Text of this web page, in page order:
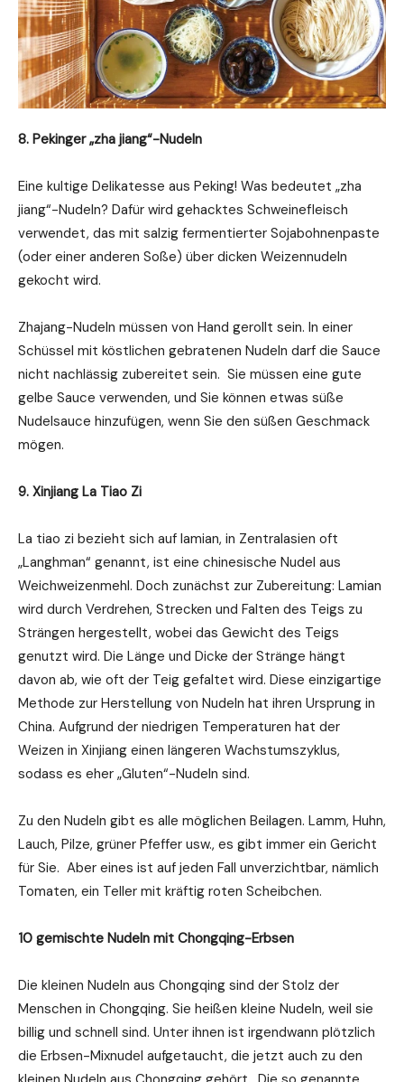
8. Pekinger „zha jiang“-Nudeln
Eine kultige Delikatesse aus Peking! Was bedeutet „zha
jiang“-Nudeln? Dafür wird gehacktes Schweinefleisch
verwendet, das mit salzig fermentierter Sojabohnenpaste
(oder einer anderen Soße) über dicken Weizennudeln
gekocht wird.
Zhajang-Nudeln müssen von Hand gerollt sein. In einer
Schüssel mit köstlichen gebratenen Nudeln darf die Sauce
nicht nachlässig zubereitet sein. Sie müssen eine gute
gelbe Sauce verwenden, und Sie können etwas süße
Nudelsauce hinzufügen, wenn Sie den süßen Geschmack
mögen.
9. Xinjiang La Tiao Zi
La tiao zi bezieht sich auf lamian, in Zentralasien oft
„Langhman“ genannt, ist eine chinesische Nudel aus
Weichweizenmehl. Doch zunächst zur Zubereitung: Lamian
wird durch Verdrehen, Strecken und Falten des Teigs zu
Strängen hergestellt, wobei das Gewicht des Teigs
genutzt wird. Die Länge und Dicke der Stränge hängt
davon ab, wie oft der Teig gefaltet wird. Diese einzigartige
Methode zur Herstellung von Nudeln hat ihren Ursprung in
China. Aufgrund der niedrigen Temperaturen hat der
Weizen in Xinjiang einen längeren Wachstumszyklus,
sodass es eher „Gluten“-Nudeln sind.
Zu den Nudeln gibt es alle möglichen Beilagen. Lamm, Huhn,
Lauch, Pilze, grüner Pfeffer usw., es gibt immer ein Gericht
für Sie. Aber eines ist auf jeden Fall unverzichtbar, nämlich
Tomaten, ein Teller mit kräftig roten Scheibchen.
10 gemischte Nudeln mit Chongqing-Erbsen
Die kleinen Nudeln aus Chongqing sind der Stolz der
Menschen in Chongqing. Sie heißen kleine Nudeln, weil sie
billig und schnell sind. Unter ihnen ist irgendwann plötzlich
die Erbsen-Mixnudel aufgetaucht, die jetzt auch zu den